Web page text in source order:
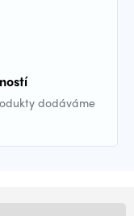
dodáváme